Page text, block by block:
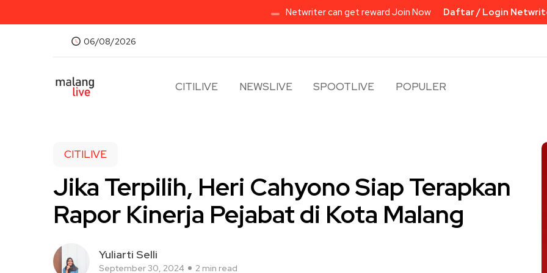
Netwriter can get reward Join Now Daftar / Login
06/08/2026
CITILIVE NEWSLIVE SPOOTLIVE POPULER
CITILIVE
Jika Terpilih, Heri Cahyono Siap Terapkan
Rapor Kinerja Pejabat di Kota Malang
Yuliarti Selli
September 30, 2024 2 min read